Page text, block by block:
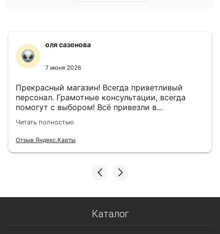
оля сазонова
7 июня 2026
Прекрасный магазин! Всегда приветливый
персонал. Грамотные консультации, всегда
помогут с выбором! Всё привезли в
назначенный день!
Читать полностью
Отзыв Яндекс.Карты
Каталог